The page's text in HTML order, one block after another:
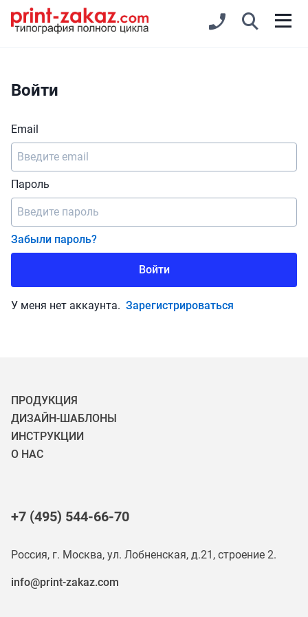
Войти
Email
Пароль
Забыли пароль?
Войти
У меня нет аккаунта. Зарегистрироваться
ПРОДУКЦИЯ
ДИЗАЙН-ШАБЛОНЫ
ИНСТРУКЦИИ
О НАС
+7 (495) 544-66-70
Россия, г. Москва, ул. Лобненская, д.21, строение 2.
info@print-zakaz.com